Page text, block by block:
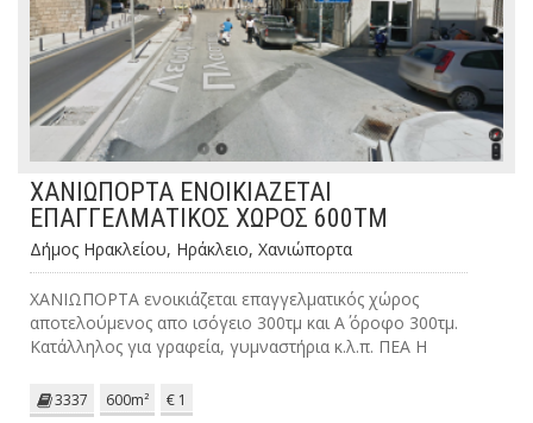
ΧΑΝΙΩΠΟΡΤΑ ΕΝΟΙΚΙΑΖΕΤΑΙ
ΕΠΑΓΓΕΛΜΑΤΙΚΟΣ ΧΩΡΟΣ 600ΤΜ
Δήμος Ηρακλείου, Ηράκλειο, Χανιώπορτα
ΧΑΝΙΩΠΟΡΤΑ ενοικιάζεται επαγγελματικός χώρος
αποτελούμενος απο ισόγειο 300τμ και Α΄ όροφο 300τμ.
Κατάλληλος για γραφεία, γυμναστήρια κ.λ.π. ΠΕΑ Η
3337 600m² € 1